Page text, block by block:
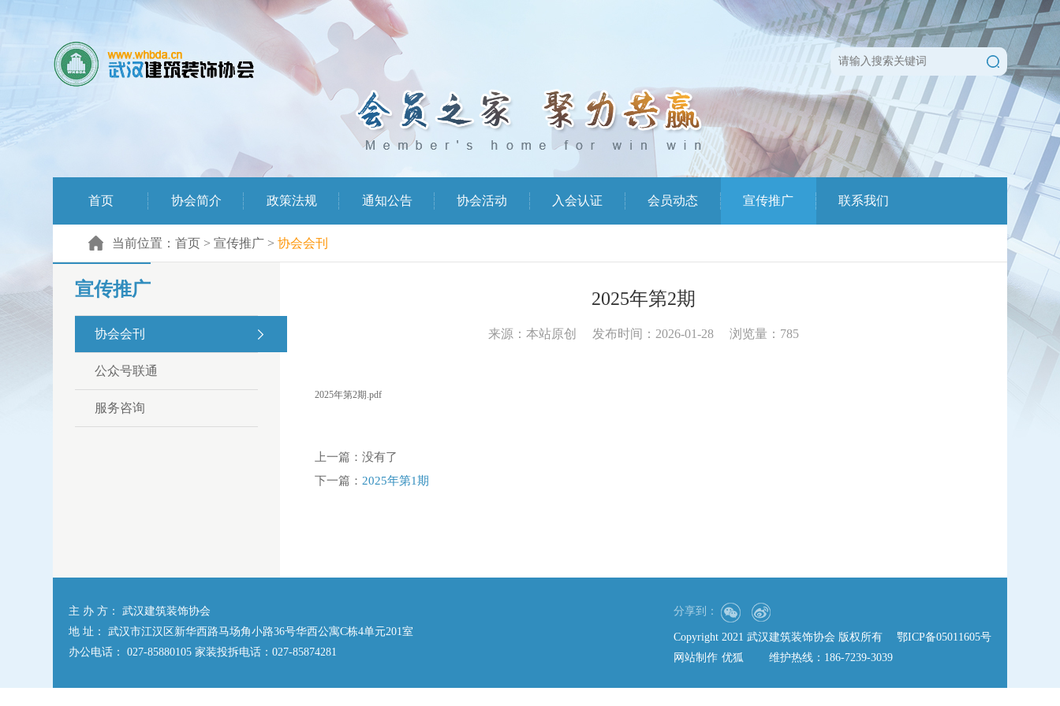
首页 协会简介 政策法规 通知公告 协会活动 入会认证 会员动态 宣传推广 联系我们
当前位置：首页 >宣传推广 >协会会刊
宣传推广
协会会刊
公众号联通
服务咨询
2025年第2期
来源：本站原创 发布时间：2026-01-28 浏览量： 785
2025年第2期.pdf
上一篇 ：没有了
下一篇 ： 2025年第1期
主 办 方： 武汉建筑装饰协会
地 址： 武汉市江汉区新华西路马场角小路36号华西公寓C栋4单元201室
办公电话： 027-85880105 家装投拆电话：027-85874281
分享到：
Copyright 2021 武汉建筑装饰协会 版权所有 鄂ICP备05011605号
网站制作 优狐 维护热线：186-7239-3039